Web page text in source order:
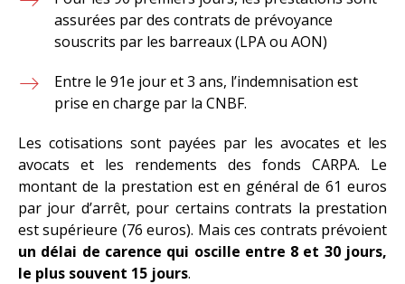
assurées par des contrats de prévoyance
souscrits par les barreaux (LPA ou AON)
Entre le 91e jour et 3 ans, l’indemnisation est
prise en charge par la CNBF.
Les cotisations sont payées par les avocates et les
avocats et les rendements des fonds CARPA. Le
montant de la prestation est en général de 61 euros
par jour d’arrêt, pour certains contrats la prestation
est supérieure (76 euros). Mais ces contrats prévoient
un délai de carence qui oscille entre 8 et 30 jours,
le plus souvent 15 jours.